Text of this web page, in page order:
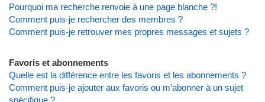
Pourquoi ma recherche renvoie à une page blanche ?!
Comment puis-je rechercher des membres ?
Comment puis-je retrouver mes propres messages et sujets ?
Favoris et abonnements
Quelle est la différence entre les favoris et les abonnements ?
Comment puis-je ajouter aux favoris ou m’abonner à un sujet
spécifique ?